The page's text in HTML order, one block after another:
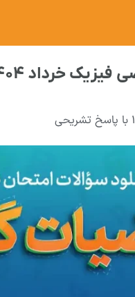
با پاسخ تشریحی